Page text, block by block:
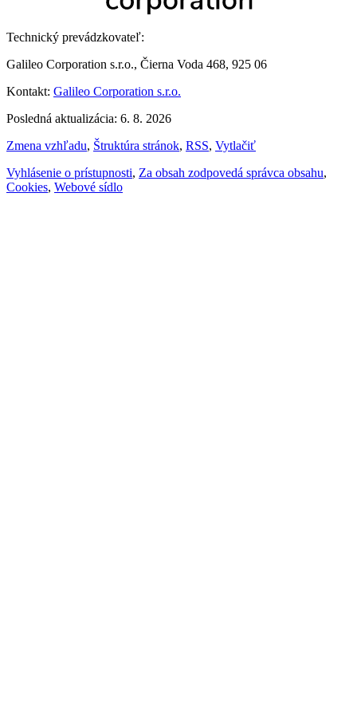
Technický prevádzkovateľ:
Galileo Corporation s.r.o., Čierna Voda 468, 925 06
Kontakt: Galileo Corporation s.r.o.
Posledná aktualizácia: 6. 8. 2026
Zmena vzhľadu, Štruktúra stránok, RSS, Vytlačiť
Vyhlásenie o prístupnosti, Za obsah zodpovedá správca obsahu,
Cookies, Webové sídlo